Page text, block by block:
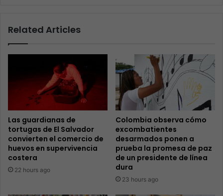
Related Articles
Las guardianas de
tortugas de El Salvador
convierten el comercio de
huevos en supervivencia
costera
22 hours ago
Colombia observa cómo
excombatientes
desarmados ponen a
prueba la promesa de paz
de un presidente de línea
dura
23 hours ago